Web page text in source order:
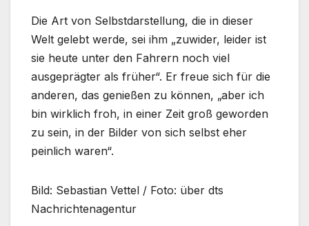
Die Art von Selbstdarstellung, die in dieser
Welt gelebt werde, sei ihm „zuwider, leider ist
sie heute unter den Fahrern noch viel
ausgeprägter als früher“. Er freue sich für die
anderen, das genießen zu können, „aber ich
bin wirklich froh, in einer Zeit groß geworden
zu sein, in der Bilder von sich selbst eher
peinlich waren“.
Bild: Sebastian Vettel / Foto: über dts
Nachrichtenagentur